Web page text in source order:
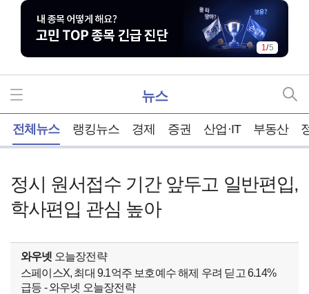
1/5
뉴스
전체뉴스 랭킹뉴스 경제 증권 산업·IT 부동산
정시 원서접수 기간 앞두고 일반편입,
학사편입 관심 높아
와우넷 오늘장전략
스페이스X, 최대 9.1억주 보호예수 해제 우려 딛고 6.14%
급등 - 와우넷 오늘장전략